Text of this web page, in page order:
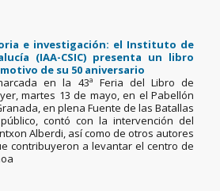
e investigación: el Instituto de
(IAA-CSIC) presenta un libro
de su 50 aniversario
en la 43ª Feria del Libro de
martes 13 de mayo, en el Pabellón
en plena Fuente de las Batallas
contó con la intervención del
Alberdi, así como de otros autores
contribuyeron a levantar el centro de